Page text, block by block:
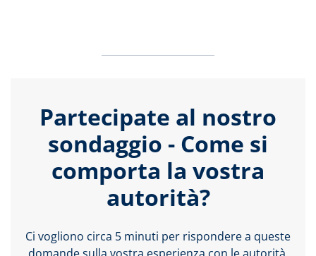
Partecipate al nostro
sondaggio - Come si
comporta la vostra
autorità?
Ci vogliono circa 5 minuti per rispondere a queste